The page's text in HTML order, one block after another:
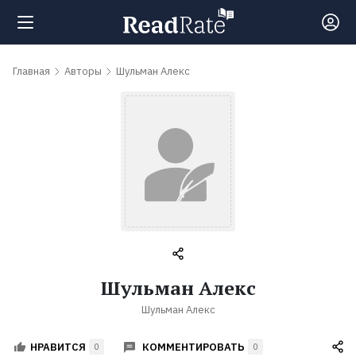
Поиск
обсуждаемые
Авторы
Главная Авторы Шульман Алекс
Шульман Алекс
Шульман Алекс
НРАВИТСЯ 0 КОММЕНТИРОВАТЬ 0